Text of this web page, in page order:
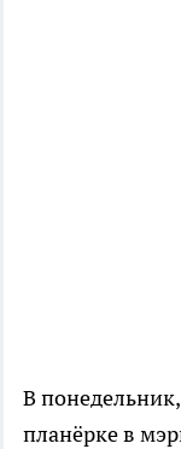
В
планёрке в